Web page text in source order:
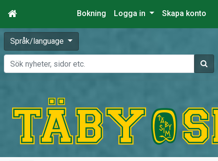
Bokning Logga in Skapa konto
Språk/language
Sök